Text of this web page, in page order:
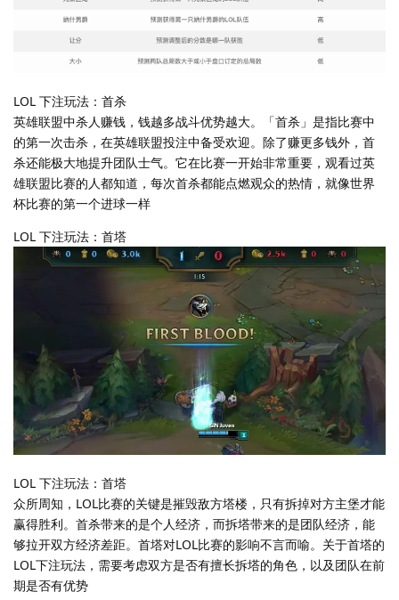
LOL 下注玩法：首杀
英雄联盟中杀人赚钱，钱越多战斗优势越大。「首杀」是指比赛中
的第一次击杀，在英雄联盟投注中备受欢迎。除了赚更多钱外，首
杀还能极大地提升团队士气。它在比赛一开始非常重要，观看过英
雄联盟比赛的人都知道，每次首杀都能点燃观众的热情，就像世界
杯比赛的第一个进球一样
LOL 下注玩法：首塔
LOL 下注玩法：首塔
众所周知，LOL比赛的关键是摧毁敌方塔楼，只有拆掉对方主堡才能
赢得胜利。首杀带来的是个人经济，而拆塔带来的是团队经济，能
够拉开双方经济差距。首塔对LOL比赛的影响不言而喻。关于首塔的
LOL下注玩法，需要考虑双方是否有擅长拆塔的角色，以及团队在前
期是否有优势